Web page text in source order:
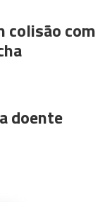
colisão com
doente